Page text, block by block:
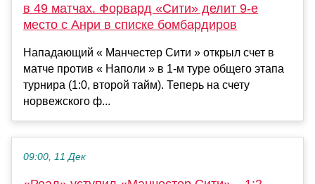
в 49 матчах. Форвард «Сити» делит 9-е
место с Анри в списке бомбардиров
Нападающий « Манчестер Сити » открыл счет в
матче против « Наполи » в 1-м туре общего этапа
турнира (1:0, второй тайм). Теперь на счету
норвежского ф...
09:00, 11 Дек